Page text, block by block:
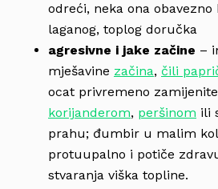
odreći, neka ona obavezno
laganog, toplog doručka
agresivne i jake začine –
mješavine začina, čili
ocat privremeno
korijanderom, peršinom ili
prahu; đumbir u malim
protuupalno i potiče
stvaranja viška topline.